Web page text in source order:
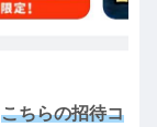
こちらの招待コ